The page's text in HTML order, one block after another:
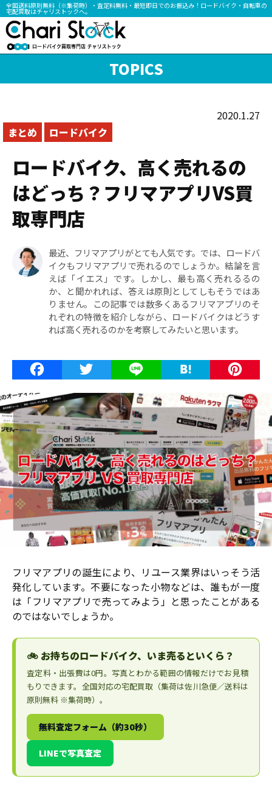
全国送料原則無料（※集荷時）・査定料無料・最短即日でのお振込み！ロードバイク・自転車の
宅配買取はチャリストックへ。
TOPICS
まとめ ロードバイク
2020.1.27
ロードバイク、高く売れるの
はどっち？フリマアプリVS買
取専門店
最近、フリマアプリがとても人気です。では、ロードバ
イクもフリマアプリで売れるのでしょうか。結論を言
えば「イエス」です。しかし、最も高く売れるるの
か、と聞かれれば、答えは原則としてしもそうではあ
りません。この記事では数多くあるフリマアプリのそ
れぞれの特徴を紹介しながら、ロードバイクはどうす
れば高く売れるのかを考察してみたいと思います。
Facebook
TwitterLine
フリマアプリの誕生により、リユース業界はいっそう活
発化しています。不要になった小物などは、誰もが一度
は「フリマアプリで売ってみよう」と思ったことがある
のではないでしょうか。
🚲 お持ちのロードバイク、いま売るといくら？
査定料・出張費は0円。写真とわかる範囲の情報だけでお見積
もりできます。全国対応の宅配買取（集荷は佐川急便／送料は
原則無料 ※集荷時）。
無料査定フォーム（約30秒）
LINEで写真査定